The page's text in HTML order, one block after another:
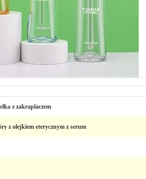
z zakraplaczem
z olejkiem eterycznym z serum